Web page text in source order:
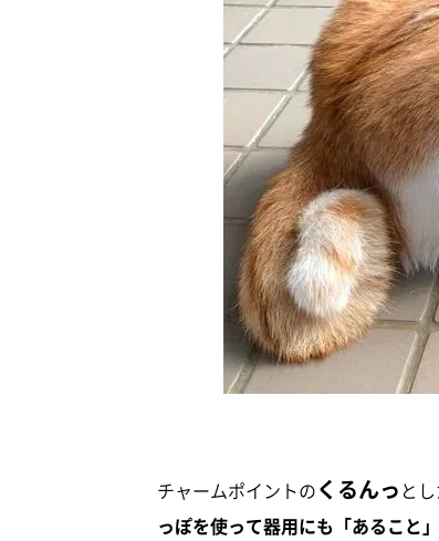
チャームポイントのくるんっ と
っぽを使って器用にも「あること